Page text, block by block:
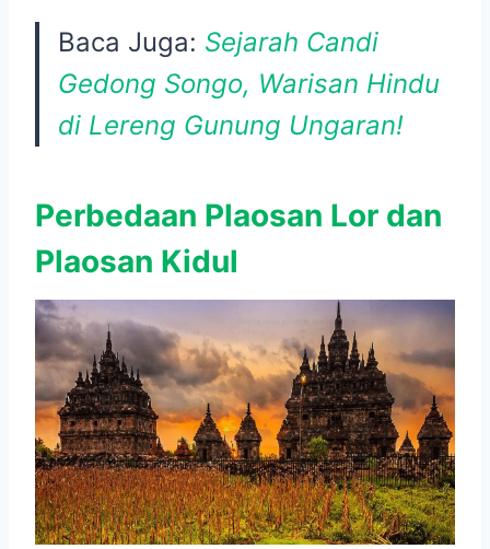
Baca Juga: Sejarah Candi
Gedong Songo, Warisan Hindu
di Lereng Gunung Ungaran!
Perbedaan Plaosan Lor dan
Plaosan Kidul